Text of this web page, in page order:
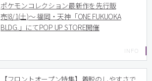
ポケモンコレクション最新作を先行販
売!8/1(土)〜 福岡・天神「ONE FUKUOKA
BLDG.」にてPOP UP STORE開催